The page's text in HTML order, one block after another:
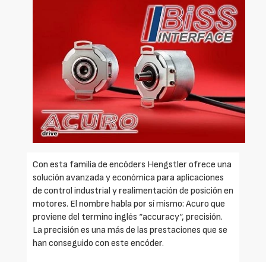
Con esta familia de encóders Hengstler ofrece una
solución avanzada y económica para aplicaciones
de control industrial y realimentación de posición en
motores. El nombre habla por sí mismo: Acuro que
proviene del termino inglés “accuracy“, precisión.
La precisión es una más de las prestaciones que se
han conseguido con este encóder.